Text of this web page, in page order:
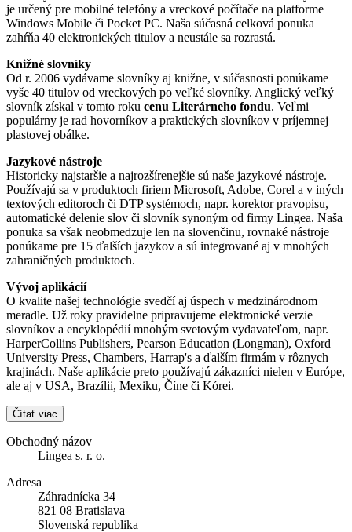
je určený pre mobilné telefóny a vreckové počítače na platforme
Windows Mobile či Pocket PC. Naša súčasná celková ponuka
zahŕňa 40 elektronických titulov a neustále sa rozrastá.
Knižné slovníky
Od r. 2006 vydávame slovníky aj knižne, v súčasnosti ponúkame
vyše 40 titulov od vreckových po veľké slovníky. Anglický veľký
slovník získal v tomto roku cenu Literárneho fondu. Veľmi
populárny je rad hovorníkov a praktických slovníkov v príjemnej
plastovej obálke.
Jazykové nástroje
Historicky najstaršie a najrozšírenejšie sú naše jazykové nástroje.
Používajú sa v produktoch firiem Microsoft, Adobe, Corel a v iných
textových editoroch či DTP systémoch, napr. korektor pravopisu,
automatické delenie slov či slovník synoným od firmy Lingea. Naša
ponuka sa však neobmedzuje len na slovenčinu, rovnaké nástroje
ponúkame pre 15 ďalších jazykov a sú integrované aj v mnohých
zahraničných produktoch.
Vývoj aplikácií
O kvalite našej technológie svedčí aj úspech v medzinárodnom
meradle. Už roky pravidelne pripravujeme elektronické verzie
slovníkov a encyklopédií mnohým svetovým vydavateľom, napr.
HarperCollins Publishers, Pearson Education (Longman), Oxford
University Press, Chambers, Harrap's a ďalším firmám v rôznych
krajinách. Naše aplikácie preto používajú zákazníci nielen v Európe,
ale aj v USA, Brazílii, Mexiku, Číne či Kórei.
Čítať viac
Obchodný názov
Lingea s. r. o.
Adresa
Záhradnícka 34
821 08 Bratislava
Slovenská republika